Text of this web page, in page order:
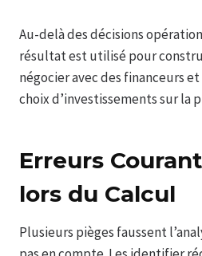
Au-delà des décisions
résultat est utilisé pour
négocier avec des financeurs
choix d’investissements sur la
Erreurs
lors du Calcul
Plusieurs pièges faussent